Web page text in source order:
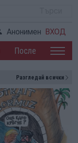
Анонимен ВХОД
После
Разгледай всички